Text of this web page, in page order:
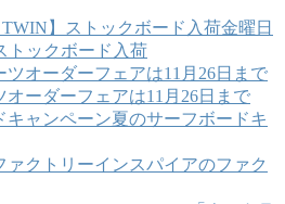
金曜日
トックボード入荷
ーダーフェアは11月26日まで
夏のサーフボードキ
インスパイアのファク